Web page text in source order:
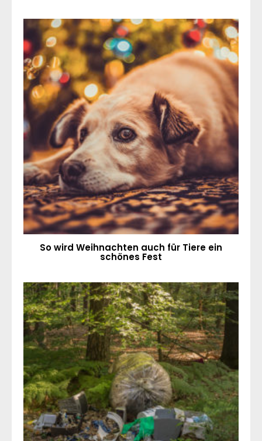
So wird Weihnachten auch für Tiere ein
schönes Fest